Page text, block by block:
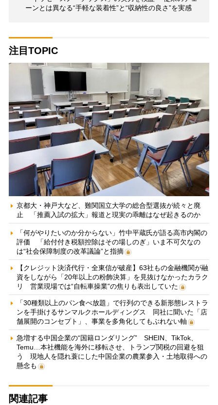
ーンとは異なる“手軽な装着性”と“収納性の良さ”を実感
注目TOPIC
京都大・神戸大など、難関国立大学の総合型選抜が続々と廃
止 「推薦入試の拡大」報道と現実の乖離はなぜ起きるのか
「何がやりたいのか分からない」竹中平蔵氏が語る高市内閣の
評価 「給付付き税額控除はその場しのぎ」いま不可欠なの
は“社会保障制度の改革議論”と指摘
【クレジット決済代行・全東信が破産】63社もの金融機関が融
資をしながら「20年以上の粉飾決算」を見抜けなかったカラク
リ 営業現場では“自転車操業”の焦りも表出していた
「30種類以上のパン食べ放題」で行列のできる新形態レストラ
ンを手掛けるサンマルクホールディングス 同社に聞いた「店
舗展開のコンセプト」、事業を多角化してもぶれない軸
急増する中国企業の“国籍ロンダリング” SHEIN、TikTok、
Temu…本社機能を海外に移転させ、トランプ関税の回避を狙
う 現地人を隠れ蓑にした中国企業の農業参入・土地取得への
懸念も
関連記事